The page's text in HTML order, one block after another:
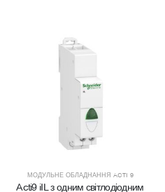
МОДУЛЬНЕ ОБЛАДНАННЯ ACTI 9
Acti9 iIL з одним світлодіодним